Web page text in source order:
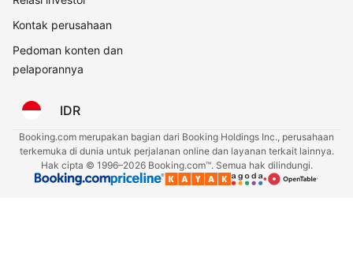
Kontak perusahaan
Pedoman konten dan
pelaporannya
IDR
Booking.com merupakan bagian dari Booking Holdings Inc., perusahaan
terkemuka di dunia untuk perjalanan online dan layanan terkait lainnya.
Hak cipta © 1996–2026 Booking.com™. Semua hak dilindungi.